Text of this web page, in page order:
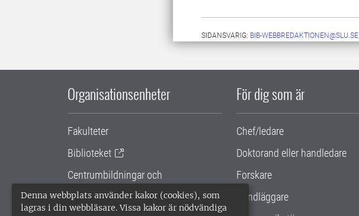
Denna webbplats använder kakor (cookies), som
lagras i din webbläsare. Vissa kakor är nödvändiga
SIDANSVARIG: BIB-WEBBREDAKTIONEN@SLU.SE
Organisationsenheter
Fakulteter
Biblioteket
Centrumbildningar och
samarbetsprojekt
Gemensamma verksamhetsstödet
För dig som är
Chef/ledare
Doktorand eller handledare
Forskare
Handläggare